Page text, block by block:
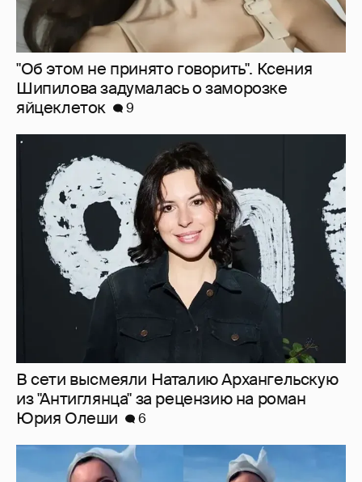
В сети высмеяли Наталию Архангельскую
из "Антиглянца" за рецензию на роман
Юрия Олеши